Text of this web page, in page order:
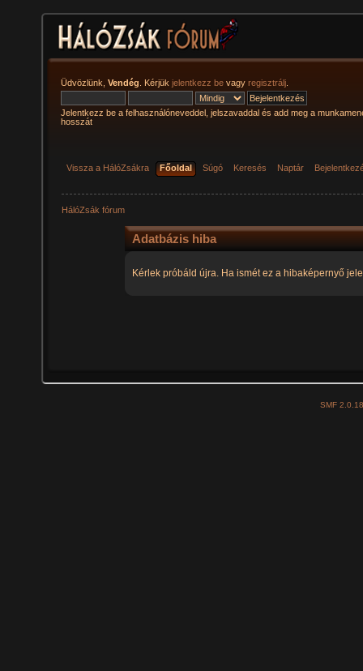
Üdvözlünk, Vendég . Kérjük jelentkezz be vagy regisztrálj
Jelentkezz be a felhasználóneveddel, jelszavaddal és add meg a
hosszát
Vissza a HálóZsákra Főoldal Súgó Keresés Naptár
HálóZsák fórum
Adatbázis hiba
Kérlek próbáld újra. Ha ismét ez a hibaképernyő
SMF 2.0.18